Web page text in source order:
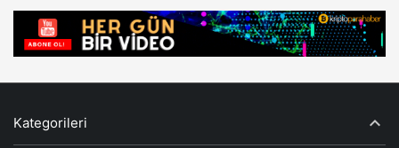
Kategorileri